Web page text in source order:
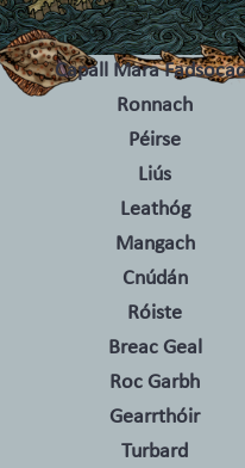
Capall Mara
Ronnach
Péirse
Liús
Leathóg
Mangach
Cnúdán
Róiste
Breac Geal
Roc Garbh
Gearrthóir
Turbard